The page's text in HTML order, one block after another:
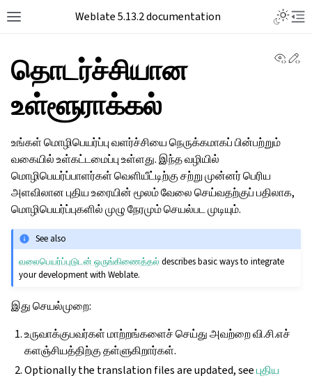
Toggle site navigation sidebar
Weblate 5.13.2 documentation
தொடர்ச்சியான
உள்ளூராக்கல்
உங்கள் மொழிபெயர்ப்பு வளர்ச்சியை நெருக்கமாகப் பின்பற்றும்
வகையில் உள்கட்டமைப்பு உள்ளது. இந்த வழியில்
மொழிபெயர்ப்பாளர்கள் வெளியீட்டிற்கு சற்று முன்னர் பெரிய
அளவிலான புதிய உரையின் மூலம் வேலை செய்வதற்குப் பதிலாக,
மொழிபெயர்ப்புகளில் முழு நேரமும் செயல்பட முடியும்.
See also
வலைபெயர்ப்புடுடன் ஒருங்கிணைத்தல் describes basic ways to integrate
your development with Weblate.
இது செயல்முறை:
உருவாக்குபவர்கள் மாற்றங்களைச் செய்து அவற்றை வி.சி.எச்
களஞ்சியத்திற்கு தள்ளுகிறார்கள்.
Optionally the translation files are updated, seeபுதிய